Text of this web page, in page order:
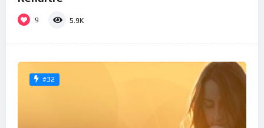
9 5.9K
#32